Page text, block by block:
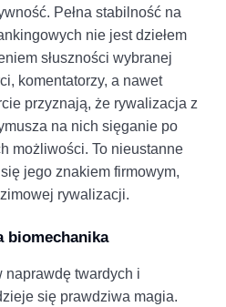
Pełna stabilność na
nie jest dziełem
słuszności wybranej
komentatorzy, a nawet
przyznają, że rywalizacja z
na nich sięganie po
możliwości. To nieustanne
jego znakiem firmowym,
rywalizacji.
biomechanika
naprawdę twardych i
się prawdziwa magia.